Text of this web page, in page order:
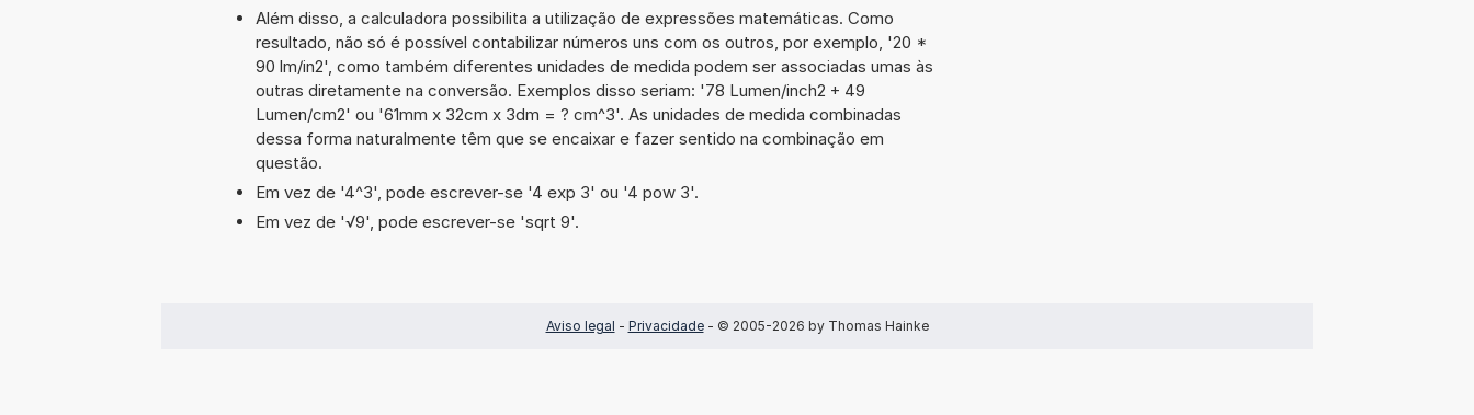
Além disso, a calculadora possibilita a utilização de expressões matemáticas. Como
resultado, não só é possível contabilizar números uns com os outros, por exemplo, '20 *
90 lm/in2', como também diferentes unidades de medida podem ser associadas umas às
outras diretamente na conversão. Exemplos disso seriam: '78 Lumen/inch2 + 49
Lumen/cm2' ou '61mm x 32cm x 3dm = ? cm^3'. As unidades de medida combinadas
dessa forma naturalmente têm que se encaixar e fazer sentido na combinação em
questão.
Em vez de '4^3', pode escrever-se '4 exp 3' ou '4 pow 3'.
Em vez de '√9', pode escrever-se 'sqrt 9'.
Aviso legal - Privacidade- © 2005-2026 by Thomas Hainke